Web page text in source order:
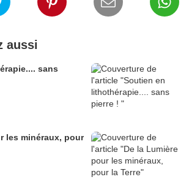
aussi
sans
les minéraux, pour